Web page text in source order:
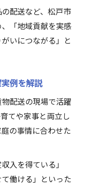
配送など、松戸市
「地域貢献を実感
いにつながる」と
例を解説
配送の現場で活躍
てや家事と両立し
の事情に合わせた
入を得ている」
働ける」といった